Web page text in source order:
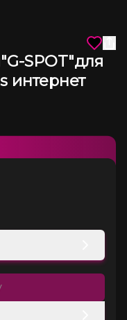
SPOT"для
интернет